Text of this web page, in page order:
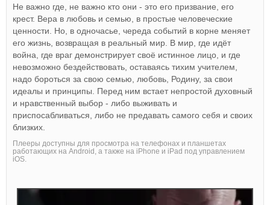
Не важно где, не важно кто они - это его призвание, его
крест. Вера в любовь и семью, в простые человеческие
ценности. Но, в одночасье, череда событий в корне меняет
его жизнь, возвращая в реальный мир. В мир, где идёт
война, где враг демонстрирует своё истинное лицо, и где
невозможно бездействовать, оставаясь тихим учителем,
надо бороться за свою семью, любовь, Родину, за свои
идеалы и принципы. Перед ним встает непростой духовный
и нравственный выбор - либо выживать и
приспосабливаться, либо не предавать самого себя и своих
близких.
Плееры доступны для просмотра на телефонах и планшетах
работающих на Android, а также на iPhone и iPad под управлением
iOS.